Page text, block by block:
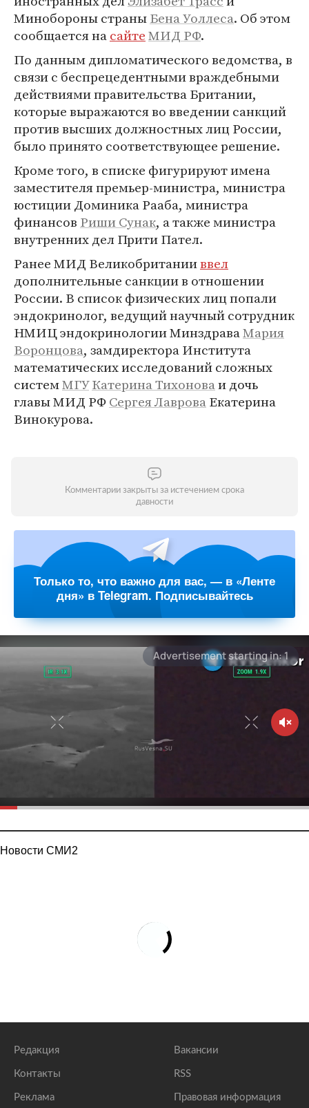
Минобороны страныБена Уоллеса. Об этом
сообщается насайтеМИД РФ.
По данным дипломатического ведомства, в
связи с беспрецедентными враждебными
действиями правительства Британии,
которые выражаются во введении санкций
против высших должностных лиц России,
было принято соответствующее решение.
Кроме того, в списке фигурируют имена
заместителя премьер-министра, министра
юстиции Доминика Рааба, министра
финансов Риши Сунак, а также министра
внутренних дел Прити Пател.
Ранее МИД Великобританииввел
дополнительные санкции в отношении
России. В список физических лиц попали
эндокринолог, ведущий научный сотрудник
НМИЦ эндокринологии МинздраваМария
Воронцова, замдиректора Института
математических исследований сложных
системМГУКатерина Тихоноваи дочь
главы МИД РФСергея ЛавроваЕкатерина
Винокурова.
Комментарии закрыты за истечением срока
давности
Только то, что важно для вас, — в «Ленте
дня» в Telegram. Подписывайтесь
Новости СМИ2
Редакция
Контакты
Реклама
Вакансии
RSS
Правовая информация